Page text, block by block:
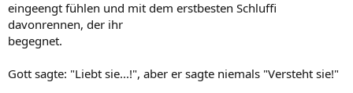
eingeengt fühlen und mit dem erstbesten Schluffi
davonrennen, der ihr
begegnet.
Gott sagte: "Liebt sie...!", aber er sagte niemals "Versteht sie!"